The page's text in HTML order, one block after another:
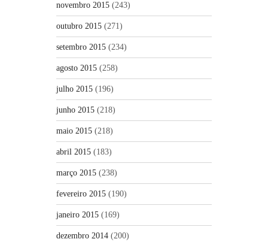
novembro 2015 (243)
outubro 2015 (271)
setembro 2015 (234)
agosto 2015 (258)
julho 2015 (196)
junho 2015 (218)
maio 2015 (218)
abril 2015 (183)
março 2015 (238)
fevereiro 2015 (190)
janeiro 2015 (169)
dezembro 2014 (200)